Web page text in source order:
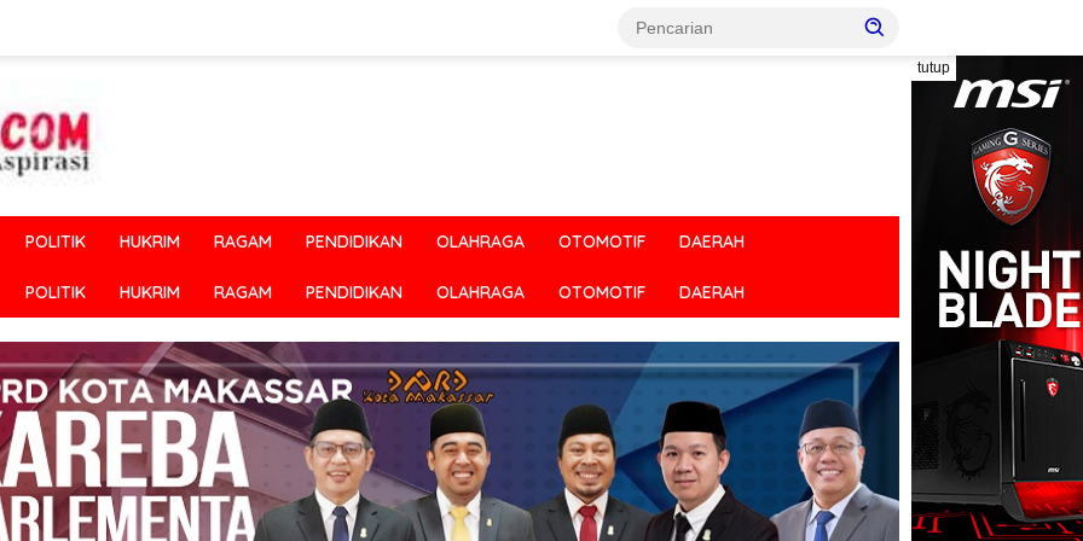
tutup
POLITIK HUKRIM RAGAM PENDIDIKAN OLAHRAGA OTOMOTIF DAERAH
POLITIK HUKRIM RAGAM PENDIDIKAN OLAHRAGA OTOMOTIF DAERAH